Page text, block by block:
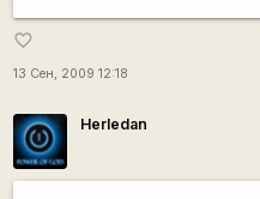
favorite_border
13 Сен, 2009 12:18
Herledan